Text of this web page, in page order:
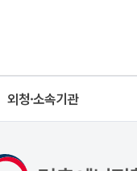
외청·소속기관